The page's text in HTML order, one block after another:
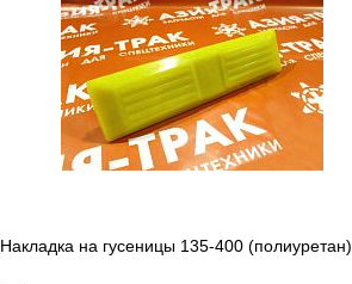
Купить в 1 клик Сравнение
В избранное В наличии
Накладка на гусеницы 135-400 (полиуретан)